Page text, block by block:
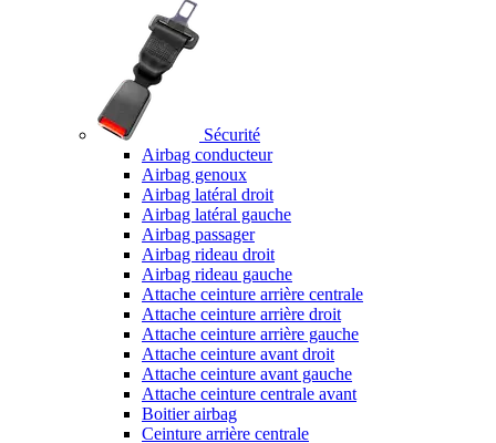
Sécurité
Airbag conducteur
Airbag genoux
Airbag latéral droit
Airbag latéral gauche
Airbag passager
Airbag rideau droit
Airbag rideau gauche
Attache ceinture arrière centrale
Attache ceinture arrière droit
Attache ceinture arrière gauche
Attache ceinture avant droit
Attache ceinture avant gauche
Attache ceinture centrale avant
Boitier airbag
Ceinture arrière centrale